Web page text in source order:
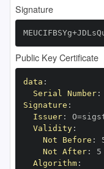
Signature
Public Key Certificate
data :
Serial Number:
Signature :
Issuer:
Validity:
Not Before :
Not After: 5
Algorithm: